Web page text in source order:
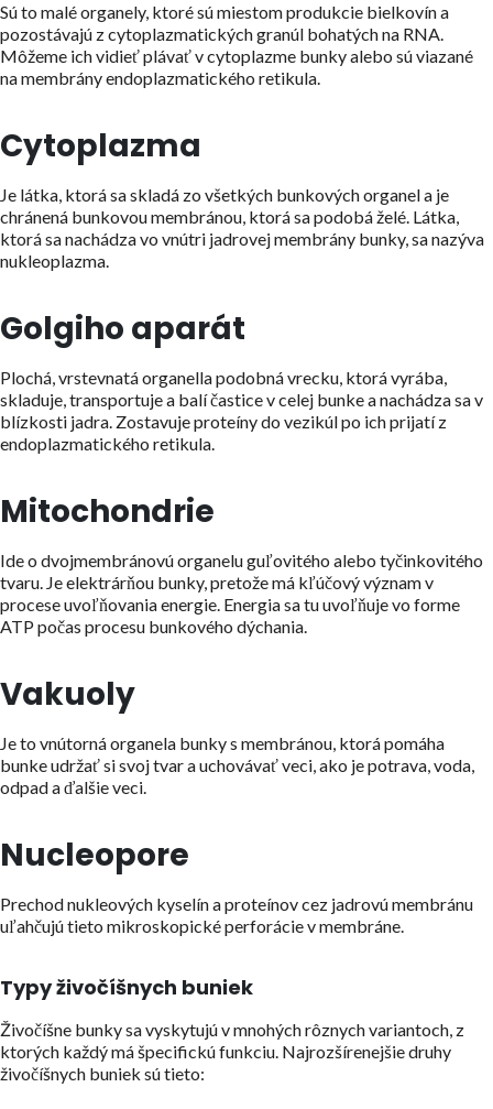
Sú to malé organely, ktoré sú miestom produkcie bielkovín a
pozostávajú z cytoplazmatických granúl bohatých na RNA.
Môžeme ich vidieť plávať v cytoplazme bunky alebo sú viazané
na membrány endoplazmatického retikula.
Cytoplazma
Je látka, ktorá sa skladá zo všetkých bunkových organel a je
chránená bunkovou membránou, ktorá sa podobá želé. Látka,
ktorá sa nachádza vo vnútri jadrovej membrány bunky, sa nazýva
nukleoplazma.
Golgiho aparát
Plochá, vrstevnatá organella podobná vrecku, ktorá vyrába,
skladuje, transportuje a balí častice v celej bunke a nachádza sa v
blízkosti jadra. Zostavuje proteíny do vezikúl po ich prijatí z
endoplazmatického retikula.
Mitochondrie
Ide o dvojmembránovú organelu guľovitého alebo tyčinkovitého
tvaru. Je elektrárňou bunky, pretože má kľúčový význam v
procese uvoľňovania energie. Energia sa tu uvoľňuje vo forme
ATP počas procesu bunkového dýchania.
Vakuoly
Je to vnútorná organela bunky s membránou, ktorá pomáha
bunke udržať si svoj tvar a uchovávať veci, ako je potrava, voda,
odpad a ďalšie veci.
Nucleopore
Prechod nukleových kyselín a proteínov cez jadrovú membránu
uľahčujú tieto mikroskopické perforácie v membráne.
Typy živočíšnych buniek
Živočíšne bunky sa vyskytujú v mnohých rôznych variantoch, z
ktorých každý má špecifickú funkciu. Najrozšírenejšie druhy
živočíšnych buniek sú tieto: